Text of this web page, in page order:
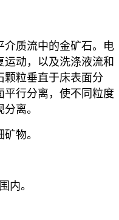
介质流中的金矿石。电
动，以及洗涤液流和
颗粒垂直于床表面分
平行分离，使不同粒度
离。
物。
内。